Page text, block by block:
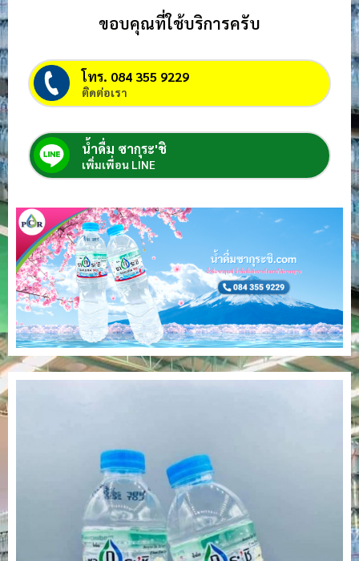
ขอบคุณที่ใช้บริการครับ
โทร. 084 355 9229
ติดต่อเรา
น้ำดื่ม ซากุระ'ชิ
เพิ่มเพื่อน LINE